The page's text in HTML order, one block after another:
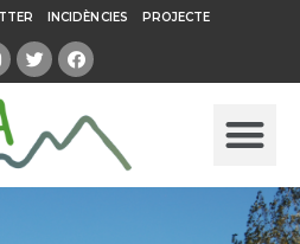
INCIDÈNCIES PROJECTE